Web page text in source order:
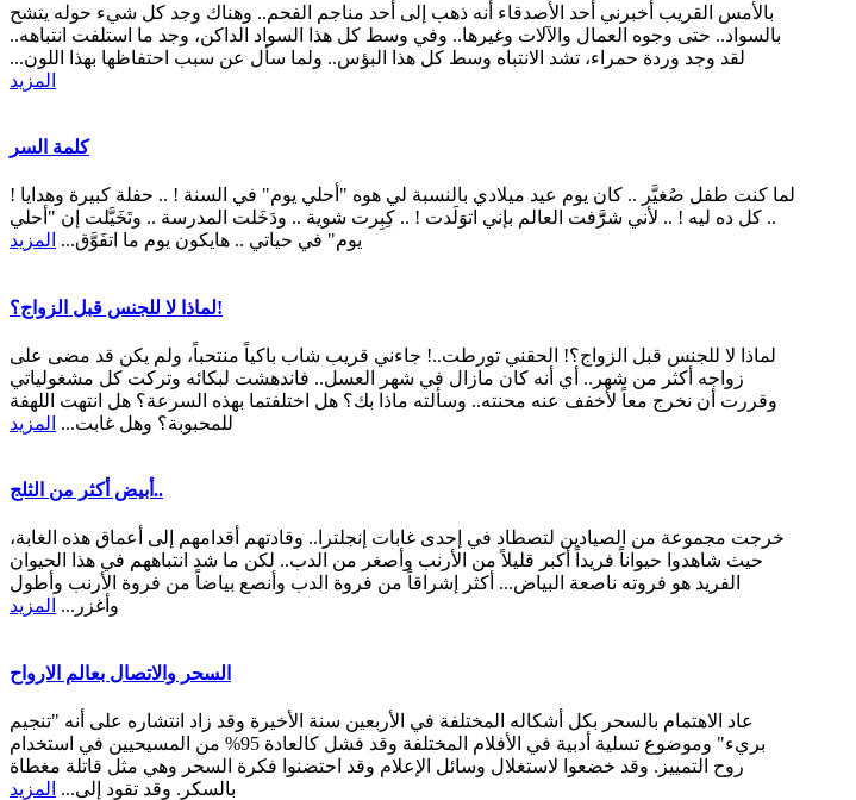
بالأمس القريب أخبرني أحد الأصدقاء أنه ذهب إلى أحد مناجم الفحم.. وهناك وجد كل شيء حوله يتشح
بالسواد.. حتى وجوه العمال والآلات وغيرها.. وفي وسط كل هذا السواد الداكن، وجد ما استلفت انتباهه..
لقد وجد وردة حمراء، تشد الانتباه وسط كل هذا البؤس.. ولما سأل عن سبب احتفاظها بهذا اللون...
المزيد
كلمة السر
لما كنت طفل صُغيَّر .. كان يوم عيد ميلادي بالنسبة لي هوه "أحلي يوم" في السنة ! .. حفلة كبيرة وهدايا !
.. كل ده ليه ! .. لأني شرََّفت العالم بإني اتوَلَدت ! .. كِبِرت شوية .. ودَخَلت المدرسة .. وتَخَيَّلت إن "أحلي
يوم" في حياتي .. هايكون يوم ما اتفَوَّق... المزيد
لماذا لا للجنس قبل الزواج؟!
لماذا لا للجنس قبل الزواج؟! الحقني تورطت..! جاءني قريب شاب باكياً منتحباً، ولم يكن قد مضى على
زواجه أكثر من شهر.. أي أنه كان مازال في شهر العسل.. فاندهشت لبكائه وتركت كل مشغولياتي
وقررت أن نخرج معاً لأخفف عنه محنته.. وسألته ماذا بك؟ هل اختلفتما بهذه السرعة؟ هل انتهت اللهفة
للمحبوبة؟ وهل غابت... المزيد
أبيض أكثر من الثلج..
خرجت مجموعة من الصيادين لتصطاد في إحدى غابات إنجلترا.. وقادتهم أقدامهم إلى أعماق هذه الغابة،
حيث شاهدوا حيواناً فريداً أكبر قليلاً من الأرنب وأصغر من الدب.. لكن ما شد انتباههم في هذا الحيوان
الفريد هو فروته ناصعة البياض... أكثر إشراقاً من فروة الدب وأنصع بياضاً من فروة الأرنب وأطول
وأغزر... المزيد
السحر والاتصال بعالم الارواح
عاد الاهتمام بالسحر بكل أشكاله المختلفة في الأربعين سنة الأخيرة وقد زاد انتشاره على أنه "تنجيم
بريء" وموضوع تسلية أدبية في الأفلام المختلفة وقد فشل كالعادة 95% من المسيحيين في استخدام
روح التمييز. وقد خضعوا لاستغلال وسائل الإعلام وقد احتضنوا فكرة السحر وهي مثل قاتلة مغطاة
بالسكر. وقد تقود إلى... المزيد